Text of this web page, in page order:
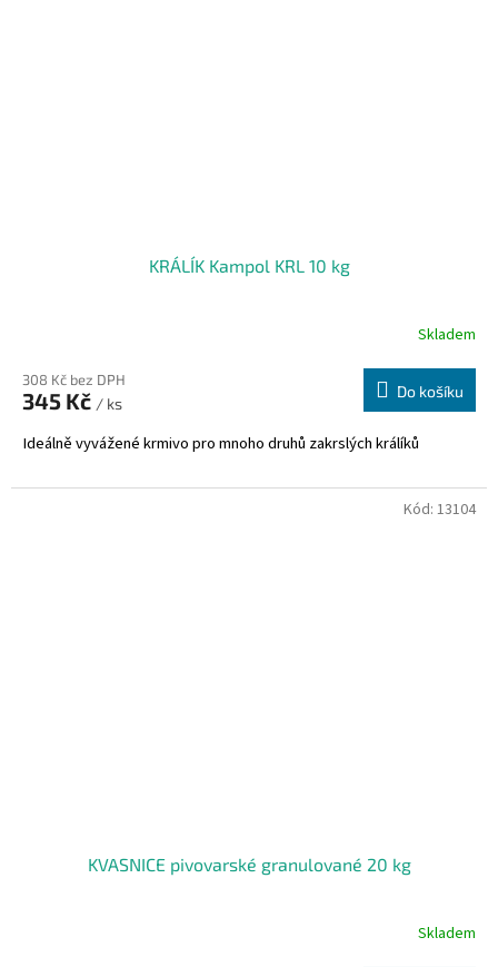
KRÁLÍK Kampol KRL 10 kg
Skladem
308 Kč bez DPH
345 Kč / ks
Do košíku
Ideálně vyvážené krmivo pro mnoho druhů zakrslých králíků
KVASNICE pivovarské granulované 20 kg
Skladem
Kód: 13104